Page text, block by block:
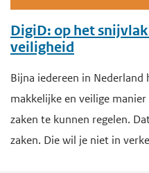
DigiD: op het
veiligheid
Bijna iedereen in Nederland
makkelijke en veilige
zaken te kunnen regelen.
zaken. Die wil je niet in